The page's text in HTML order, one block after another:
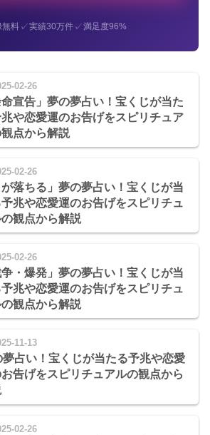
無料✓実績30万件✓満足度96%
02-26
命宣告」夢の夢占い！宝くじが当た
や恋愛運のお告げをスピリチュア
点から解説
02-26
が落ちる」夢の夢占い！宝くじが当
兆や恋愛運のお告げをスピリチュ
観点から解説
02-26
争・爆発」夢の夢占い！宝くじが当
兆や恋愛運のお告げをスピリチュ
観点から解説
11-13
夢占い！宝くじが当たる予兆や恋愛
告げをスピリチュアルの観点から
02-26